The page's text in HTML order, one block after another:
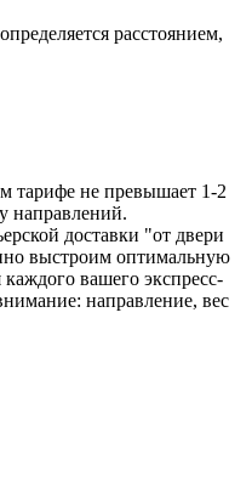
расстоянием,
тарифе не превышает 1-2
направлений.
доставки "от двери
выстроим оптимальную
вашего экспресс-
направление, вес